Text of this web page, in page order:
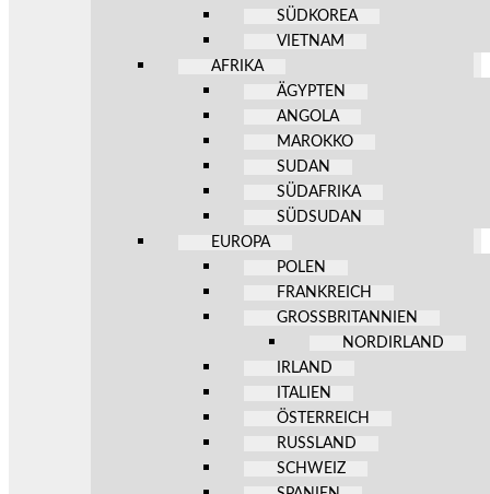
SÜDKOREA
VIETNAM
AFRIKA
ÄGYPTEN
ANGOLA
MAROKKO
SUDAN
SÜDAFRIKA
SÜDSUDAN
EUROPA
POLEN
FRANKREICH
GROSSBRITANNIEN
NORDIRLAND
IRLAND
ITALIEN
ÖSTERREICH
RUSSLAND
SCHWEIZ